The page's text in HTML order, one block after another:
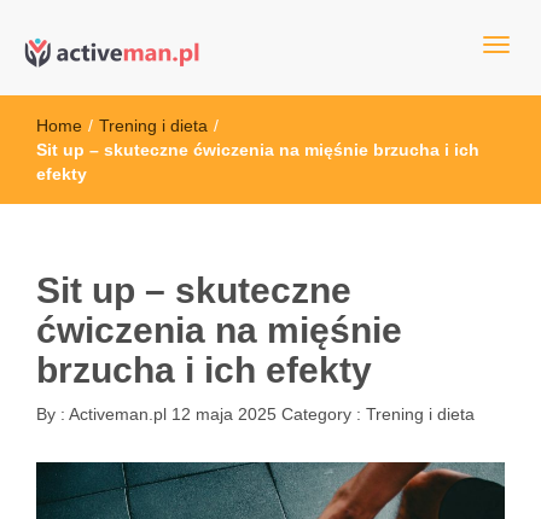
active man – sprzęt sportowy
sportowym
Home / Trening i dieta /
Sit up – skuteczne ćwiczenia na mięśnie brzucha i ich
efekty
Sit up – skuteczne
ćwiczenia na mięśnie
brzucha i ich efekty
By : Activeman.pl 12 maja 2025 Category : Trening i dieta